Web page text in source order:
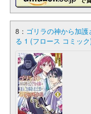
8： ゴリラの神から加
る 1 (フロース コミッ